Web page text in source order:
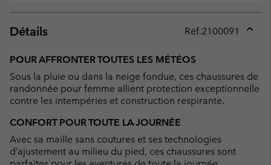
Détails Réf.2100091
POUR AFFRONTER TOUTES LES MÉTÉOS
Sous la pluie ou dans la neige fondue, ces chaussures de
randonnée pour femme allient protection exceptionnelle
contre les intempéries et construction respirante.
CONFORT POUR TOUTE LA JOURNÉE
Avec sa maille sans coutures et ses technologies
d’ajustement au milieu du pied, ces chaussures sont